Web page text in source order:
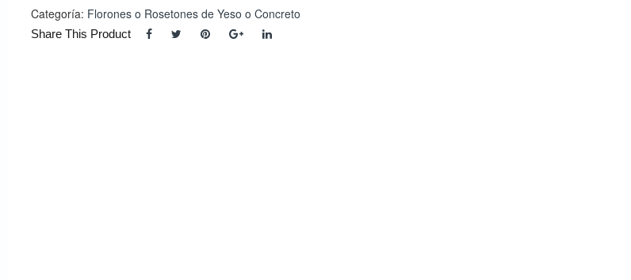
cantidad
Categoría: Florones o Rosetones de Yeso o Concreto
Share This Product